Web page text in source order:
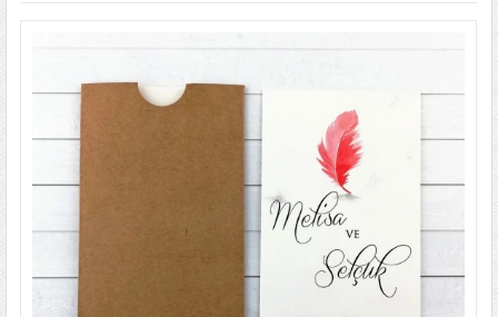
KATALOGLAR
NIKAH ŞEKERLERI
SIKÇA SORULANLAR